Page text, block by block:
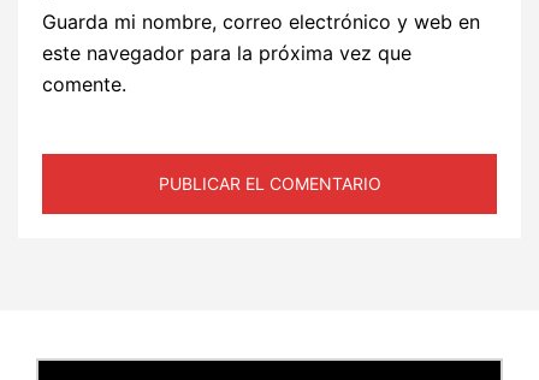
Guarda mi nombre, correo electrónico y web en
este navegador para la próxima vez que
comente.